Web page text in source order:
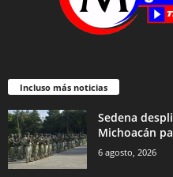
Incluso más noticias
Sedena
Michoacán
6 agosto, 2026